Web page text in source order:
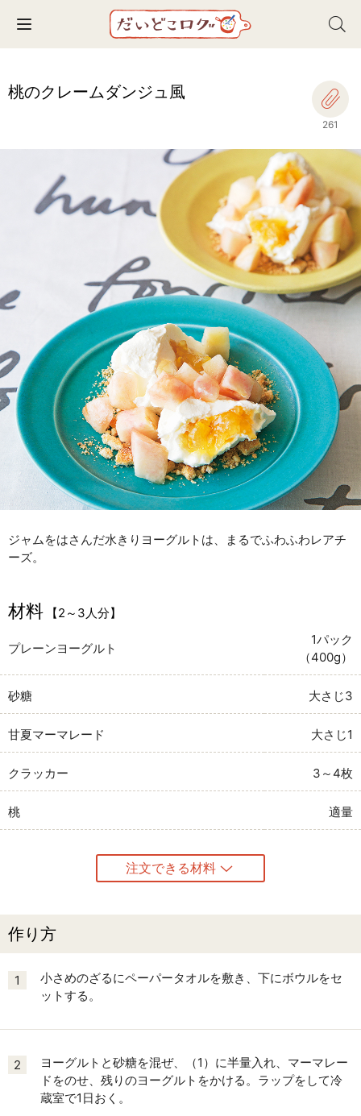
Toggle navigation
桃のクレームダンジュ風
261
ジャムをはさんだ水きりヨーグルトは、まるでふわふわレアチ
ーズ。
材料 【2～3人分】
プレーンヨーグルト
1パック
（400g）
砂糖 大さじ3
甘夏マーマレード 大さじ1
クラッカー 3～4枚
桃 適量
注文できる材料
作り方
1
小さめのざるにペーパータオルを敷き、下にボウルをセ
ットする。
2
ヨーグルトと砂糖を混ぜ、（1）に半量入れ、マーマレー
ドをのせ、残りのヨーグルトをかける。ラップをして冷
蔵室で1日おく。